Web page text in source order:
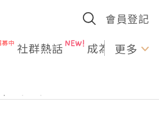
會員登記
社群熱話 成為U更多